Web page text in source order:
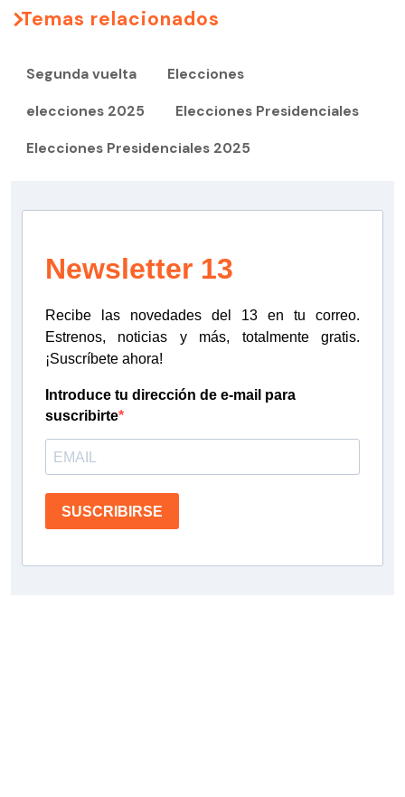
Temas relacionados
Segunda vuelta Elecciones
elecciones 2025 Elecciones Presidenciales
Elecciones Presidenciales 2025
Newsletter 13
Recibe las novedades del 13 en tu correo.
Estrenos, noticias y más, totalmente gratis.
¡Suscríbete ahora!
Introduce tu dirección de e-mail para
suscribirte
SUSCRIBIRSE